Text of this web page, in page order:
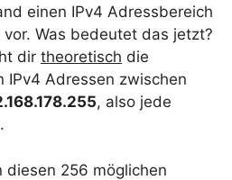
einen IPv4 Adressbereich
vor. Was bedeutet das jetzt?
dir theoretisch die
IPv4 Adressen zwischen
, also jede
diesen 256 möglichen